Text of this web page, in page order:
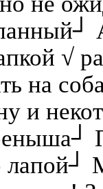
√
на
и